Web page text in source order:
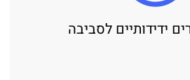
ידידותיים לסביבה